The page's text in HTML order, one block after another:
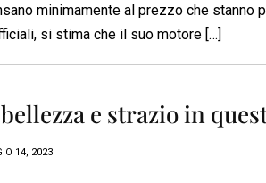
minimamente al prezzo che
si stima che il suo motore […]
e strazio in
14, 2023